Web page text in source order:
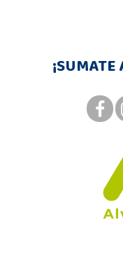
¡SUMATE